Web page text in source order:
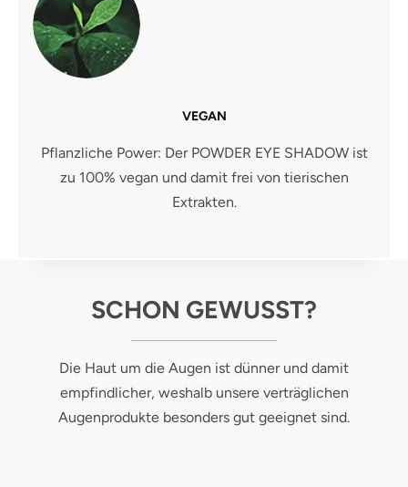
VEGAN
Pflanzliche Power: Der POWDER EYE SHADOW ist
zu 100% vegan und damit frei von tierischen
Extrakten.
SCHON GEWUSST?
Die Haut um die Augen ist dünner und damit
empfindlicher, weshalb unsere verträglichen
Augenprodukte besonders gut geeignet sind.